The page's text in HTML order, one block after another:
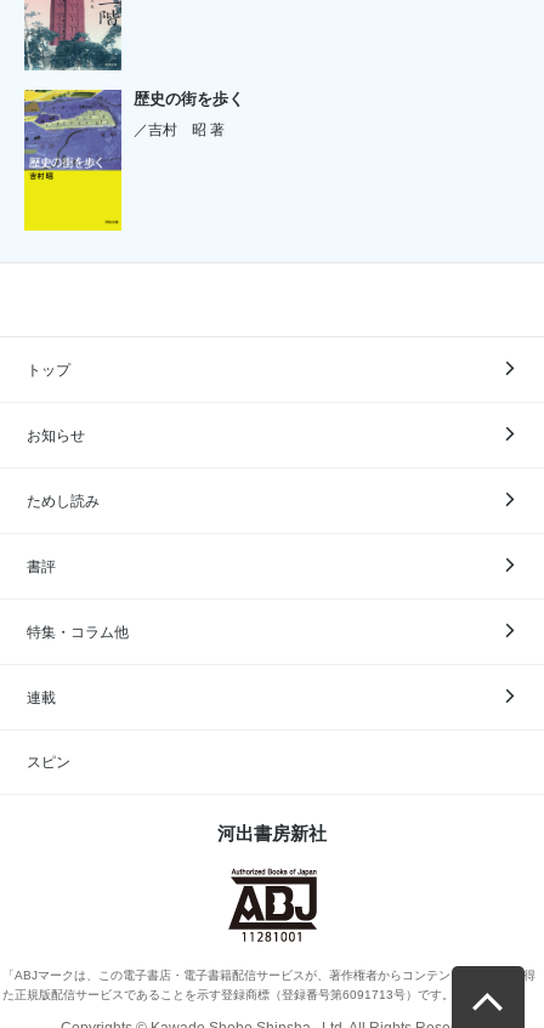
歴史の街を歩く
／吉村 昭 著
トップ
お知らせ
ためし読み
書評
特集・コラム他
連載
スピン
河出書房新社
「ABJマークは、この電子書店・電子書籍配信サービスが、著作権者からコンテンツ使用許諾を得
た正規版配信サービスであることを示す登録商標（登録番号第6091713号）です。」